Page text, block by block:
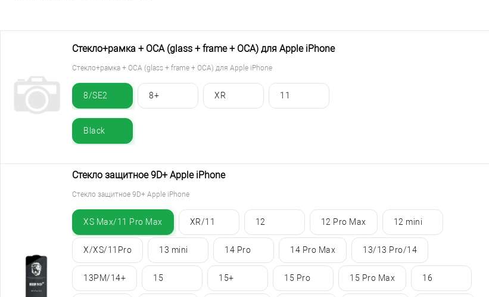
Стекло+рамка + ОСА (glass + frame + OCA) для Apple iPhone
Стекло+рамка + ОСА (glass + frame + OCA) для Apple iPhone
8/SE2 8+ XR 11
Black
Стекло защитное 9D+ Apple iPhone
Стекло защитное 9D+ Apple iPhone
XS Max/11 Pro Max XR/11 12 12 Pro Max 12 mini
X/XS/11Pro 13 mini 14 Pro 14 Pro Max 13/13 Pro/14
13PM/14+ 15 15+ 15 Pro 15 Pro Max 16